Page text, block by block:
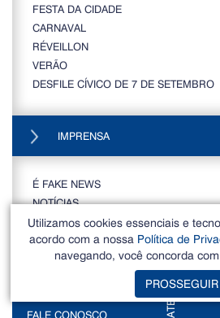
FESTA DA CIDADE
CARNAVAL
RÉVEILLON
VERÃO
DESFILE CÍVICO DE 7 DE SETEMBRO
IMPRENSA
É FAKE NEWS
NOTÍCIAS
CAMPANHAS
CONTATO
FALE CONOSCO
Utilizamos cookies essenciais e
acordo com a nossa Política de
navegando, você concorda
PROSSEGUIR